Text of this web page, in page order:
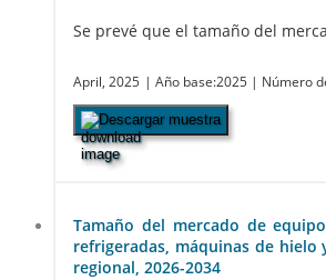
Se prevé que el tamaño del
April, 2025 | Año base:2025 | Número
Descargar muestra
Tamaño del mercado de
refrigeradas, máquinas de
regional, 2026-2034